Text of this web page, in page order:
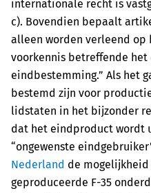
internationale recht is
c). Bovendien bepaalt
alleen worden verleend op
voorkennis betreffende
eindbestemming.” Als het
bestemd zijn voor
lidstaten in het bijzonder
dat het eindproduct wordt
“ongewenste
Nederland de
geproduceerde F-35